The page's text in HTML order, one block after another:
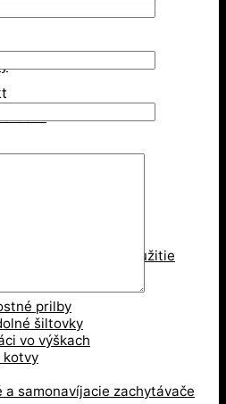
obuv
na viacnásobné použitie
prilby
šiltovky
vo výškach
kotvy
a samonavíjacie zachytávače